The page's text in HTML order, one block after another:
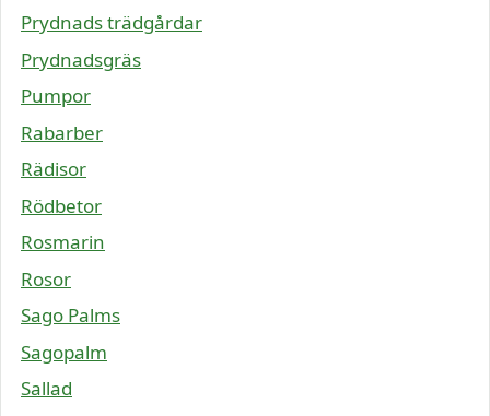
Prydnads trädgårdar
Prydnadsgräs
Pumpor
Rabarber
Rädisor
Rödbetor
Rosmarin
Rosor
Sago Palms
Sagopalm
Sallad